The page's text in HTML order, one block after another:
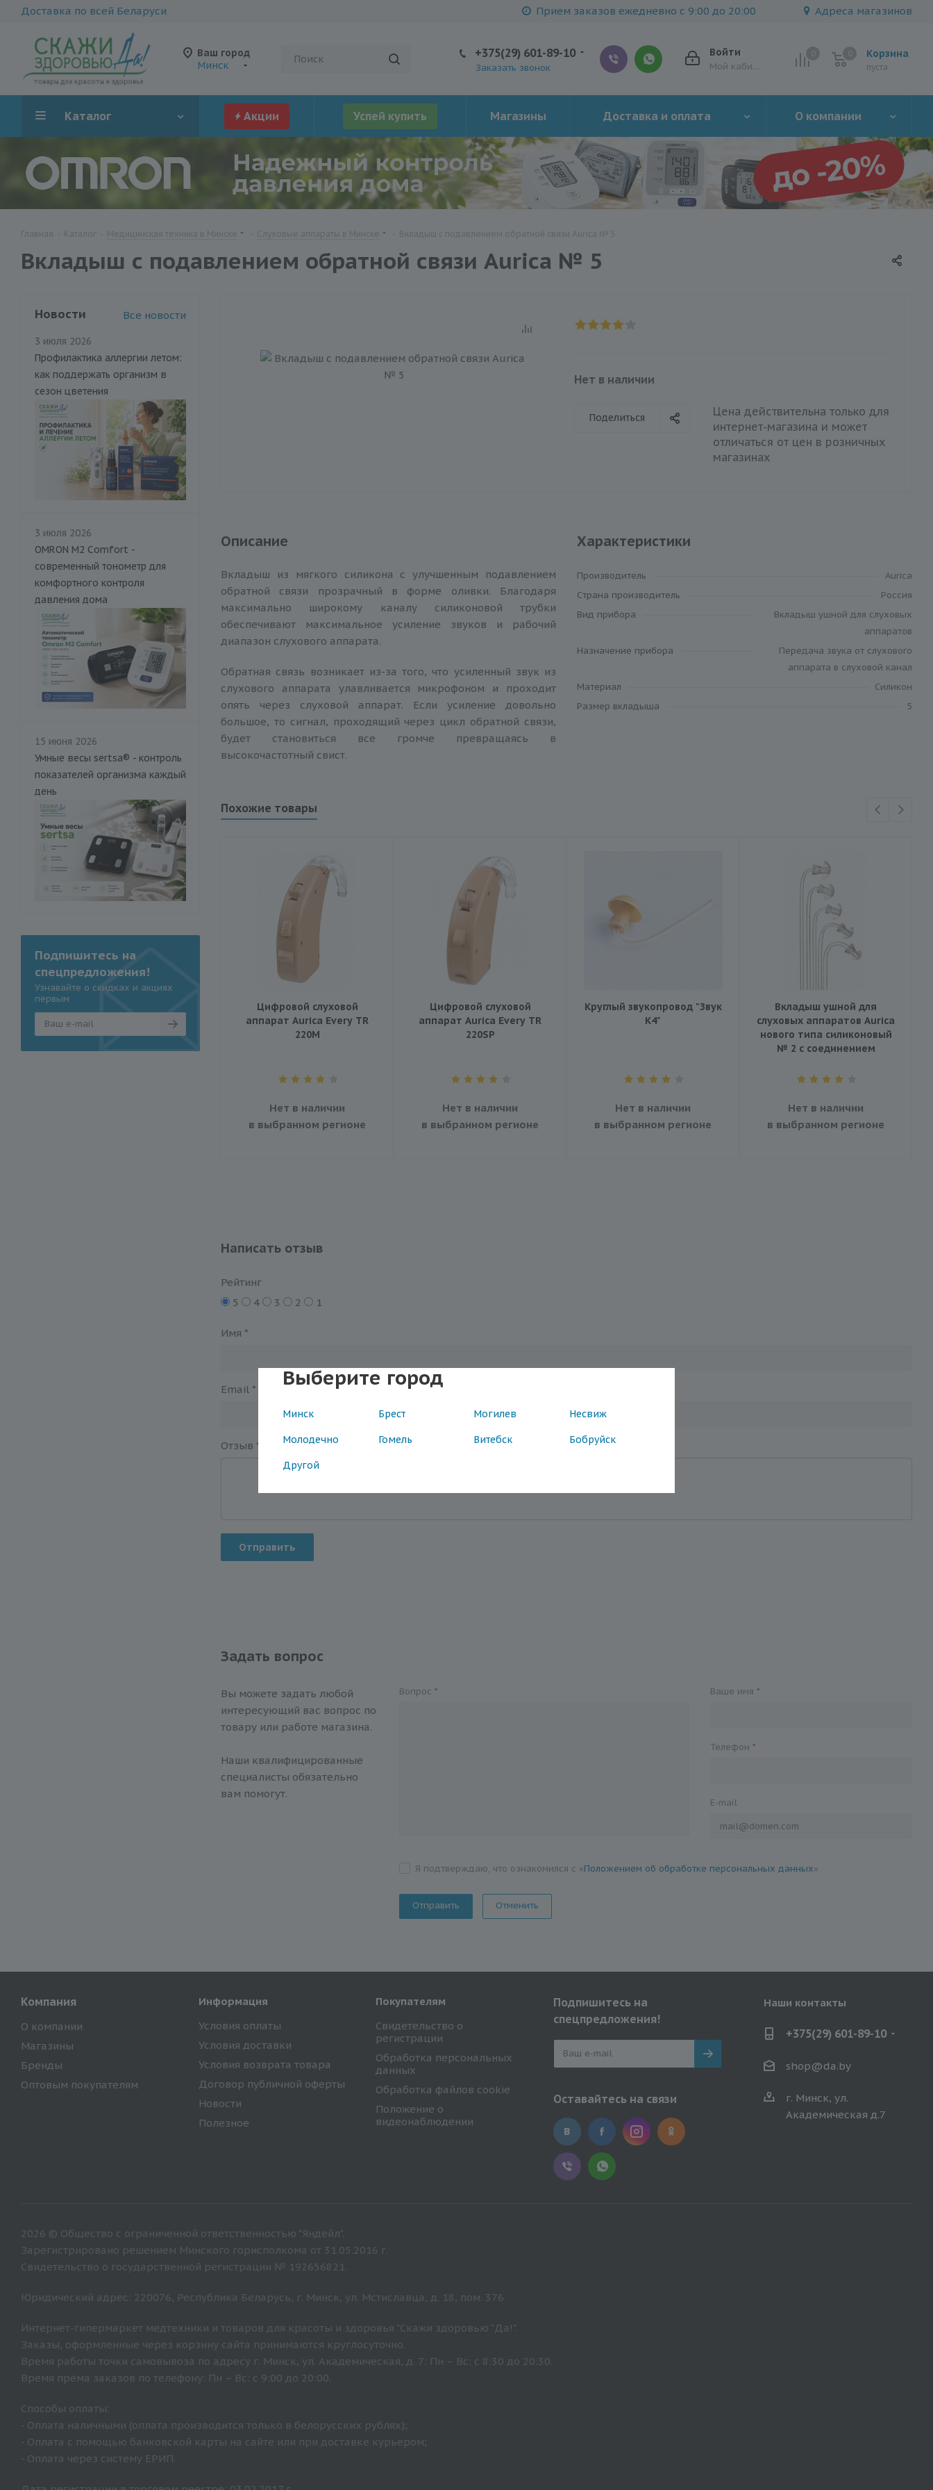
Выберите город
Минск Брест Могилев Несвиж
Молодечно Гомель Витебск Бобруйск
Другой
Доставка по всей Беларуси Прием заказов ежедневно с 9:00 до 20:00 Адреса магазинов
Ваш город
Минск
Корзина
пуста
Войти
Мой кабинет
+375(29) 601-89-10
Заказать звонок
Каталог Акции Успей купить Магазины Доставка и оплата О компании
Вкладыш с подавлением обратной связи Aurica № 5
Нет в наличии
Поделиться
Цена действительна только для
интернет-магазина и может
отличаться от цен в розничных
магазинах
Описание
Вкладыш из мягкого силикона с улучшенным подавлением
обратной связи прозрачный в форме оливки. Благодаря
максимально широкому каналу силиконовой трубки
обеспечивают максимальное усиление звуков и рабочий
диапазон слухового аппарата.
Обратная связь возникает из-за того, что усиленный звук из
слухового аппарата улавливается микрофоном и проходит
опять через слуховой аппарат. Если усиление довольно
большое, то сигнал, проходящий через цикл обратной связи,
будет становиться все громче превращаясь в
высокочастотный свист.
Характеристики
Производитель
Aurica
Cтрана производитель
Россия
Вид прибора
Вкладыш ушной для слуховых
аппаратов
Назначение прибора
Передача звука от слухового
аппарата в слуховой канал
Материал
Силикон
Размер вкладыша
5
Похожие товары
Цифровой слуховой
аппарат Aurica Every TR
220M
Нет в наличии
в выбранном регионе
Цифровой слуховой
аппарат Aurica Every TR
220SР
Нет в наличии
в выбранном регионе
Круглый звукопровод "Звук
К4"
Нет в наличии
в выбранном регионе
Вкладыш ушной для
слуховых аппаратов Aurica
нового типа силиконовый
№ 2 с соединением
Нет в наличии
в выбранном регионе
Написать отзыв
Рейтинг
5
4 3 2 1
Имя *
Email *
Отзыв *
Отправить
Задать вопрос
Вы можете задать любой
интересующий вас вопрос по
товару или работе магазина.
Наши квалифицированные
специалисты обязательно
вам помогут.
Вопрос * Ваше имя*
Телефон*
E-mail
Я подтверждаю, что ознакомился с «Положением об обработке персональных данных»
Отменить
Новости Все новости
3 июля 2026
Профилактика аллергии летом:
как поддержать организм в
сезон цветения
3 июля 2026
OMRON M2 Comfort -
современный тонометр для
комфортного контроля
давления дома
15 июня 2026
Умные весы sertsa® - контроль
показателей организма каждый
день
Подпишитесь на
спецпредложения!
Узнавайте о скидках и акциях
первым
Компания
О компании
Магазины
Бренды
Оптовым покупателям
Информация
Условия оплаты
Условия доставки
Условия возврата товара
Договор публичной оферты
Новости
Полезное
Покупателям
Свидетельство о
регистрации
Обработка персональных
данных
Обработка файлов cookie
Положение о
видеонаблюдении
Подпишитесь на
спецпредложения!
Оставайтесь на связи
Наши контакты
+375(29) 601-89-10
shop@da.by
г. Минск, ул.
Академическая д.7
2026 © Общество с ограниченной ответственностью "Яндейл".
Зарегистрировано решением Минского горисполкома от 31.05.2016 г.
Свидетельство о государственной регистрации № 192656821.
Юридический адрес: 220076, Республика Беларусь, г. Минск, ул. Мстиславца, д. 18, пом. 376
Интернет-гипермаркет медтехники и товаров для красоты и здоровья "Скажи здоровью "Да!".
Заказы, оформленные через корзину сайта принимаются круглосуточно.
Время работы точки самовывоза по адресу г. Минск, ул. Академическая, д. 7: Пн – Вс: с 8:30 до 20:30.
Время прёма заказов по телефону: Пн – Вс: с 9:00 до 20:00.
Способы оплаты:
- Оплата наличными (оплата производится только в белорусских рублях);
- Оплата с помощью банковской карты на сайте или при доставке курьером;
- Оплата через систему ЕРИП.